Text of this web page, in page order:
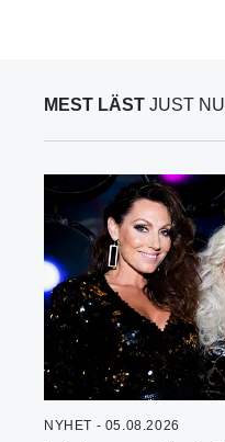
MEST LÄST JUST NU
NYHET - 05.08.2026